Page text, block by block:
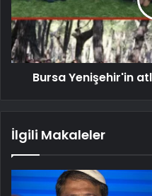
Bursa Yenişehir'in
İlgili Makaleler